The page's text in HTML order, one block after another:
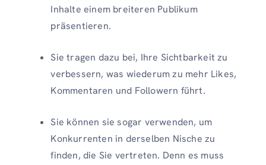
Inhalte einem breiteren Publikum
präsentieren.
Sie tragen dazu bei, Ihre Sichtbarkeit zu
verbessern, was wiederum zu mehr Likes,
Kommentaren und Followern führt.
Sie können sie sogar verwenden, um
Konkurrenten in derselben Nische zu
finden, die Sie vertreten. Denn es muss